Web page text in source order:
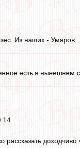
Из наших - Умяров
есть в
рассказать